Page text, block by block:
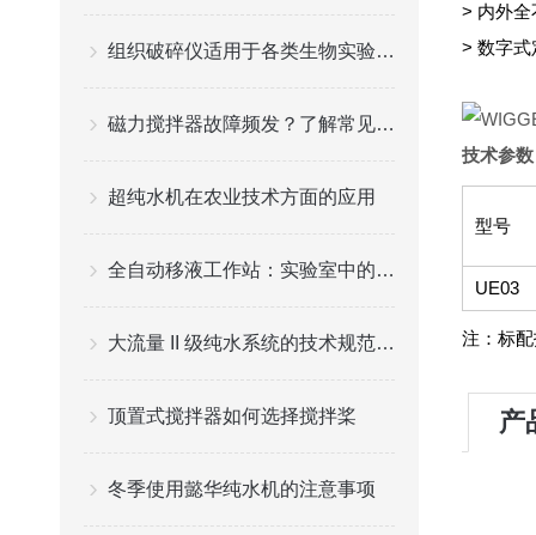
组织破碎仪适用于各类生物实验室和理化分析实验室
磁力搅拌器故障频发？了解常见故障及预防措施
超纯水机在农业技术方面的应用
全自动移液工作站：实验室中的高效液体处理解决方案
大流量 II 级纯水系统的技术规范要求
顶置式搅拌器如何选择搅拌桨
冬季使用懿华纯水机的注意事项
> 内外全
> 数字式
技术参数
型号
UE03
注：标
产